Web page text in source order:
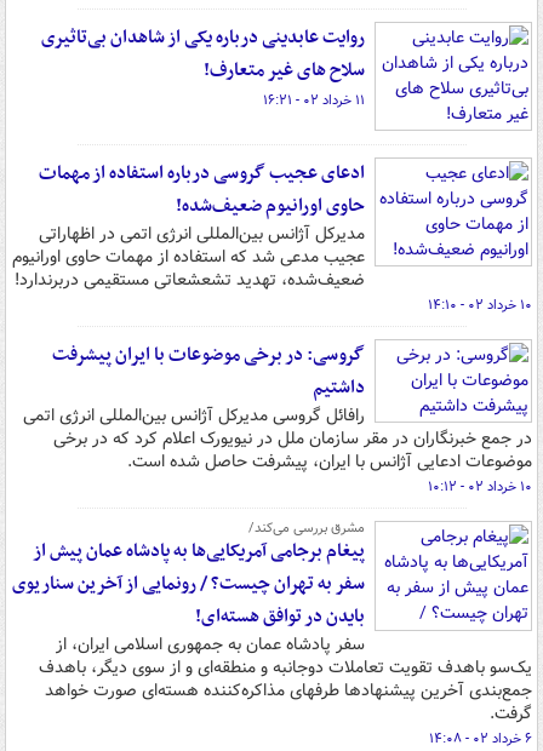
روایت عابدینی درباره یکی از شاهدان بی‌تاثیری
سلاح های غیر متعارف!
۱۱ خرداد ۰۲ - ۱۶:۲۱
ادعای عجیب گروسی درباره استفاده از مهمات
حاوی اورانیوم ضعیف‌شده!
مدیرکل آژانس بین‌المللی انرژی اتمی در اظهاراتی
عجیب مدعی شد که استفاده از مهمات حاوی اورانیوم
ضعیف‌شده، تهدید تشعشعاتی مستقیمی دربرندارد!
۱۰ خرداد ۰۲ - ۱۴:۱۰
گروسی: در برخی موضوعات با ایران پیشرفت
داشتیم
رافائل گروسی مدیرکل آژانس بین‌المللی انرژی اتمی
در جمع خبرنگاران در مقر سازمان ملل در نیویورک اعلام کرد که در برخی
موضوعات ادعایی آژانس با ایران، پیشرفت حاصل شده است.
۱۰ خرداد ۰۲ - ۱۰:۱۲
مشرق بررسی می‌کند/
پیغام برجامی آمریکایی‌ها به پادشاه عمان پیش از
سفر به تهران چیست؟ / رونمایی از آخرین سناریوی
بایدن در توافق هسته‌ای!
سفر پادشاه عمان به جمهوری اسلامی ایران، از
یک‌سو باهدف تقویت تعاملات دوجانبه و منطقه‌ای و از سوی دیگر، باهدف
جمع‌بندی آخرین پیشنهادها طرفهای مذاکره‌کننده هسته‌ای صورت خواهد
گرفت.
۶ خرداد ۰۲ - ۱۴:۰۸